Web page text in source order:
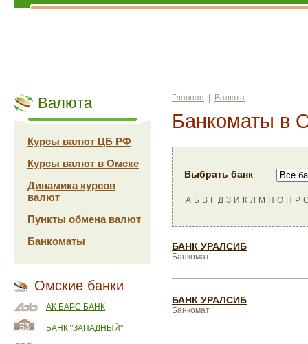
Валюта
Курсы валют ЦБ РФ
Курсы валют в Омске
Динамика курсов
валют
Пункты обмена валют
Банкоматы
Омские банки
АК БАРС БАНК
БАНК "ЗАПАДНЫЙ"
Главная Валюта
Банкоматы в
Выбрать банк
А Б В Г Д З И К Л М Н О П Р
БАНК УРАЛСИБ
Банкомат
БАНК УРАЛСИБ
Банкомат